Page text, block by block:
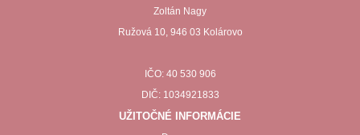
Zoltán Nagy
Ružová 10, 946 03 Kolárovo
IČO: 40 530 906
DIČ: 1034921833
UŽITOČNÉ INFORMÁCIE